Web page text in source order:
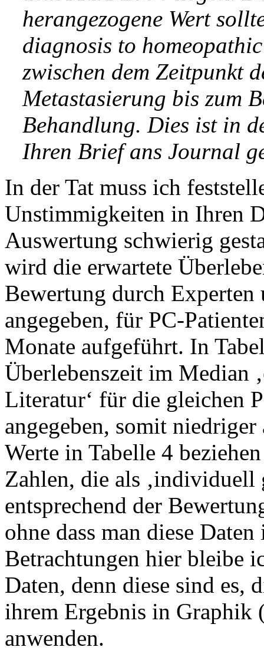
herangezogene Wert
diagnosis to
zwischen dem Zeitpunkt
Metastasierung bis zum
Behandlung. Dies ist in
Ihren Brief ans Journal
In der Tat muss ich
Unstimmigkeiten in Ihren
Auswertung schwierig
wird die erwartete
Bewertung durch Experten
angegeben, für PC-
Monate aufgeführt. In
Überlebenszeit im Median
Literatur‘ für die gleichen
angegeben, somit
Werte in Tabelle 4
Zahlen, die als ‚individuell
entsprechend der
ohne dass man diese
Betrachtungen hier bleibe
Daten, denn diese sind es,
ihrem Ergebnis in Graphik
anwenden.